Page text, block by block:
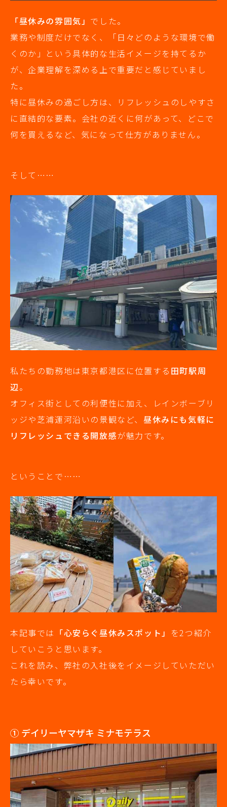
「昼休みの雰囲気」 でした。
業務や制度だけでなく、「日々どのような環境で働
くのか」という具体的な生活イメージを持てるか
が、企業理解を深める上で重要だと感じていまし
た。
特に昼休みの過ごし方は、リフレッシュのしやすさ
に直結的な要素。会社の近くに何があって、どこで
何を買えるなど、気になって仕方がありません。
そして……
私たちの勤務地は東京都港区に位置する 田町駅周
辺。
オフィス街としての利便性に加え、レインボーブリ
ッジや芝浦運河沿いの景観など、 昼休みにも気軽に
リフレッシュできる開放感が魅力です。
ということで……
本記事では 「心安らぐ昼休みスポット」 を2つ紹介
していこうと思います。
これを読み、弊社の入社後をイメージしていただい
たら幸いです。
① デイリーヤマザキ ミナモテラス